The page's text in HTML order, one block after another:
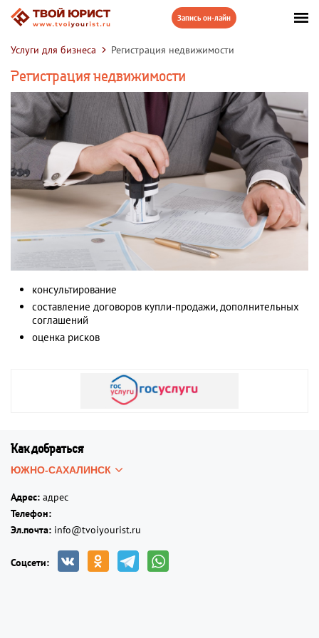
Услуги для бизнеса Регистрация недвижимости
Регистрация недвижимости
консультирование
составление договоров купли-продажи, дополнительных
соглашений
оценка рисков
Как добраться
Адрес: адрес
Телефон:
Эл.почта: info@tvoiyourist.ru
Соцсети: